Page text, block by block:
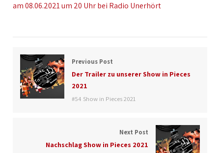
am 08.06.2021 um 20 Uhr bei Radio Unerhört
Previous Post
Der Trailer zu unserer Show in Pieces
2021
#54 Show in Pieces 2021
Next Post
Nachschlag Show in Pieces 2021